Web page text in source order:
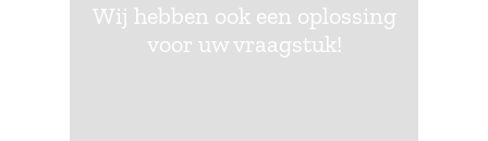
Wij hebben ook een oplossing
voor uw vraagstuk!